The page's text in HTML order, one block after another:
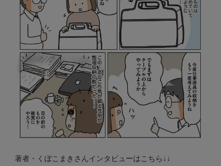
著者・くぼこまきさんインタビューはこちら↓↓